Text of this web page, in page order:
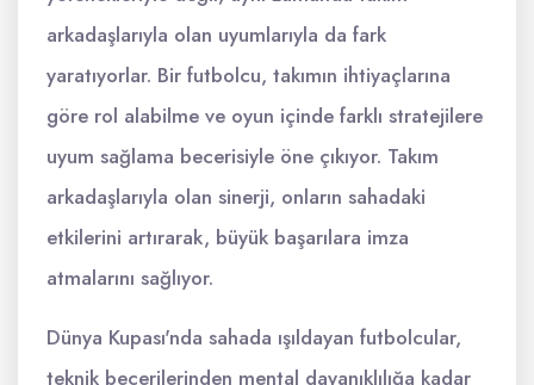
arkadaşlarıyla olan uyumlarıyla da fark
yaratıyorlar. Bir futbolcu, takımın ihtiyaçlarına
göre rol alabilme ve oyun içinde farklı stratejilere
uyum sağlama becerisiyle öne çıkıyor. Takım
arkadaşlarıyla olan sinerji, onların sahadaki
etkilerini artırarak, büyük başarılara imza
atmalarını sağlıyor.
Dünya Kupası'nda sahada ışıldayan futbolcular,
teknik becerilerinden mental dayanıklılığa kadar